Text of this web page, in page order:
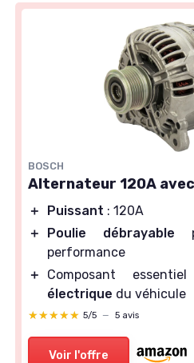
BOSCH
Alternateur 120A
＋ Puissant : 120A
＋
Poulie débrayable
performance
＋
Composant
électrique du véhicule
★★★★★
★★★★★ 5/5 — 5 avis
Voir l'offre